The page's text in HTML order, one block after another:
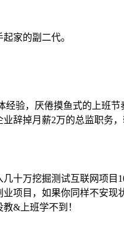
家的副二代。
经验，厌倦摸鱼式的上班节
辞掉月薪2万的总监职务
十万挖掘测试互联网项目
项目，如果你同样不安现
&上班学不到！